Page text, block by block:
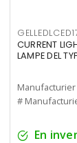
CURRENT
LAMPE DEL
Manufacturier
#
En